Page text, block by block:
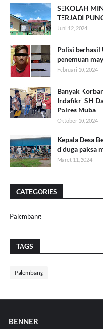
SEKOLAH
TERJADI
Juni 12, 2024
Polisi berhasil
penemuan
Februari 10, 2024
Banyak
Indafikri SH
Polres Muba
Oktober 10, 2024
Kepala Desa
diduga paksa
Maret 11, 2024
CATEGORIES
Palembang
TAGS
Palembang
BENNER